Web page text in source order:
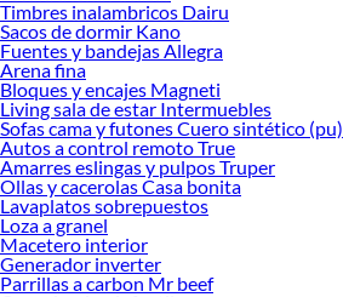
¡Visítanos y haz tus ideas realidad!
Timbres inalambricos Dairu
Sacos de dormir Kano
Fuentes y bandejas Allegra
Arena fina
Bloques y encajes Magneti
Living sala de estar Intermuebles
Sofas cama y futones Cuero sintético (pu)
Autos a control remoto True
Amarres eslingas y pulpos Truper
Ollas y cacerolas Casa bonita
Lavaplatos sobrepuestos
Loza a granel
Macetero interior
Generador inverter
Parrillas a carbon Mr beef